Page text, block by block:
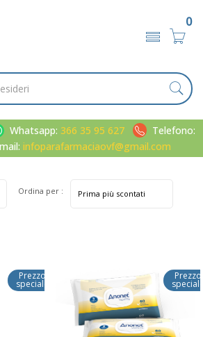
0
Whatsapp: 366 35 95 627
Telefono:
infoparafarmaciaovf@gmail.com
Ordina per :
Prezzo
speciale
Prezzo